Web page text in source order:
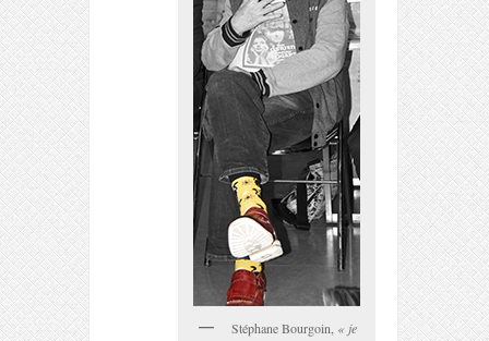
Stéphane Bourgoin, « je